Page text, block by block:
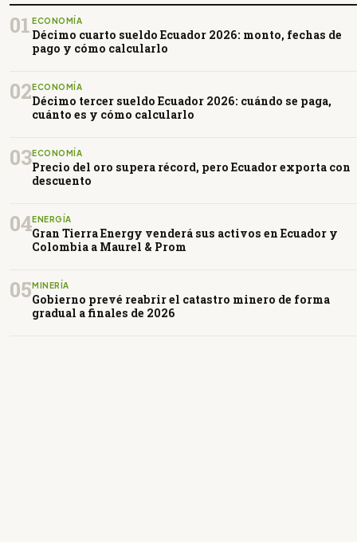
01 ECONOMÍA
Décimo cuarto sueldo Ecuador 2026: monto, fechas de
pago y cómo calcularlo
02ECONOMÍA
Décimo tercer sueldo Ecuador 2026: cuándo se paga,
cuánto es y cómo calcularlo
03ECONOMÍA
Precio del oro supera récord, pero Ecuador exporta con
descuento
04ENERGÍA
Gran Tierra Energy venderá sus activos en Ecuador y
Colombia a Maurel & Prom
05MINERÍA
Gobierno prevé reabrir el catastro minero de forma
gradual a finales de 2026